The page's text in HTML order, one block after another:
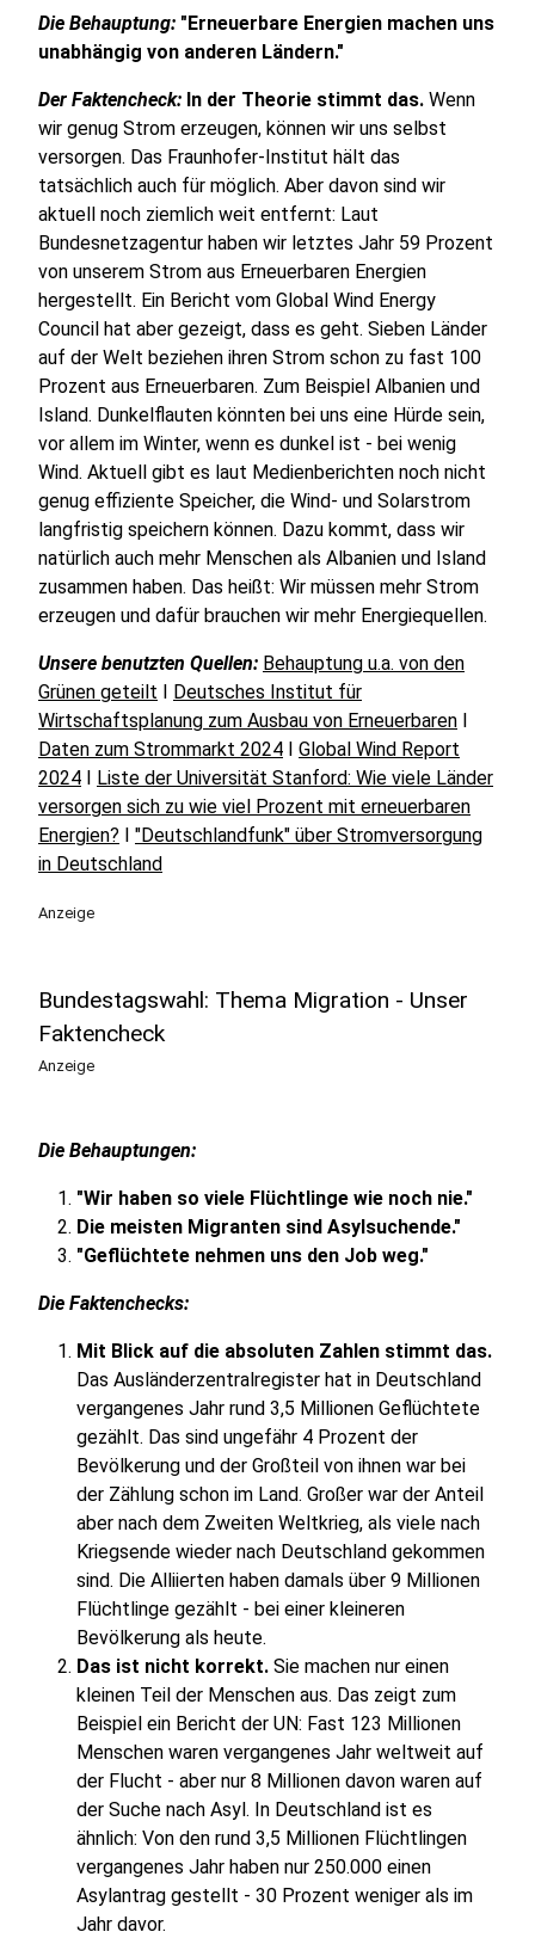
Die Behauptung: "Erneuerbare Energien machen uns
unabhängig von anderen Ländern."
Der Faktencheck: In der Theorie stimmt das. Wenn
wir genug Strom erzeugen, können wir uns selbst
versorgen. Das Fraunhofer-Institut hält das
tatsächlich auch für möglich. Aber davon sind wir
aktuell noch ziemlich weit entfernt: Laut
Bundesnetzagentur haben wir letztes Jahr 59 Prozent
von unserem Strom aus Erneuerbaren Energien
hergestellt. Ein Bericht vom Global Wind Energy
Council hat aber gezeigt, dass es geht. Sieben Länder
auf der Welt beziehen ihren Strom schon zu fast 100
Prozent aus Erneuerbaren. Zum Beispiel Albanien und
Island. Dunkelflauten könnten bei uns eine Hürde sein,
vor allem im Winter, wenn es dunkel ist - bei wenig
Wind. Aktuell gibt es laut Medienberichten noch nicht
genug effiziente Speicher, die Wind- und Solarstrom
langfristig speichern können. Dazu kommt, dass wir
natürlich auch mehr Menschen als Albanien und Island
zusammen haben. Das heißt: Wir müssen mehr Strom
erzeugen und dafür brauchen wir mehr Energiequellen.
Unsere benutzten Quellen: Behauptung u.a. von den
Grünen geteilt I Deutsches Institut für
Wirtschaftsplanung zum Ausbau von Erneuerbaren I
Daten zum Strommarkt 2024 I Global Wind Report
2024 I Liste der Universität Stanford: Wie viele Länder
versorgen sich zu wie viel Prozent mit erneuerbaren
Energien? I "Deutschlandfunk" über Stromversorgung
in Deutschland
Anzeige
Bundestagswahl: Thema Migration - Unser
Faktencheck
Anzeige
Die Behauptungen:
"Wir haben so viele Flüchtlinge wie noch nie."
Die meisten Migranten sind Asylsuchende."
"Geflüchtete nehmen uns den Job weg."
Die Faktenchecks:
Mit Blick auf die absoluten Zahlen stimmt das.
Das Ausländerzentralregister hat in Deutschland
vergangenes Jahr rund 3,5 Millionen Geflüchtete
gezählt. Das sind ungefähr 4 Prozent der
Bevölkerung und der Großteil von ihnen war bei
der Zählung schon im Land. Großer war der Anteil
aber nach dem Zweiten Weltkrieg, als viele nach
Kriegsende wieder nach Deutschland gekommen
sind. Die Alliierten haben damals über 9 Millionen
Flüchtlinge gezählt - bei einer kleineren
Bevölkerung als heute.
Das ist nicht korrekt. Sie machen nur einen
kleinen Teil der Menschen aus. Das zeigt zum
Beispiel ein Bericht der UN: Fast 123 Millionen
Menschen waren vergangenes Jahr weltweit auf
der Flucht - aber nur 8 Millionen davon waren auf
der Suche nach Asyl. In Deutschland ist es
ähnlich: Von den rund 3,5 Millionen Flüchtlingen
vergangenes Jahr haben nur 250.000 einen
Asylantrag gestellt - 30 Prozent weniger als im
Jahr davor.